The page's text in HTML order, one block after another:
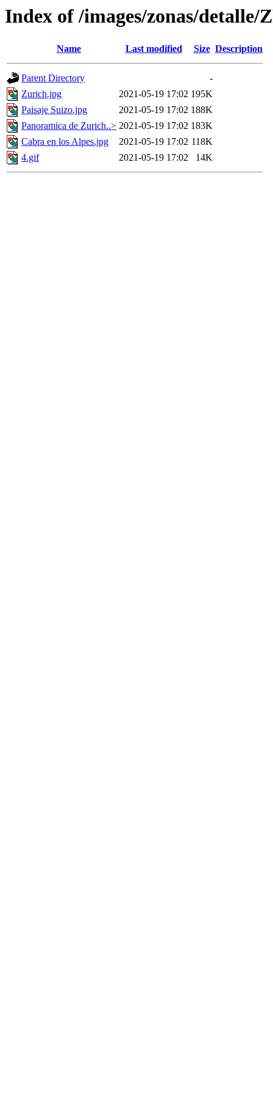
Index of /images/zonas/detalle/
Name Last modified Size Description
Parent Directory
-
Zurich.jpg
2021-05-19 17:02 195K
Paisaje Suizo.jpg
2021-05-19 17:02 188K
Panoramica de Zurich..> 2021-05-19 17:02 183K
Cabra en los Alpes.jpg
2021-05-19 17:02 118K
4.gif
2021-05-19 17:02 14K